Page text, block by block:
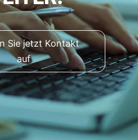
Sie jetzt Kontakt
auf